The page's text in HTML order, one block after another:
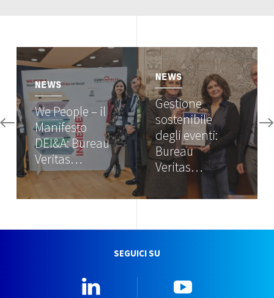
Image
NEWS
We People – il
Manifesto
DEI&A: Bureau
Veritas…
Image
NEWS
Gestione
sostenibile
degli eventi:
Bureau
Veritas…
SEGUICI SU